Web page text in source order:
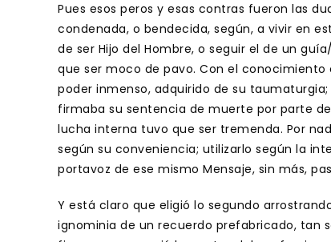
Pues esos peros y esas contras fueron las
condenada, o bendecida, según, a vivir en
de ser Hijo del Hombre, o seguir el de un
que ser moco de pavo. Con el
poder inmenso, adquirido de su
firmaba su sentencia de muerte por parte
lucha interna tuvo que ser tremenda. Por
según su conveniencia; utilizarlo según la
portavoz de ese mismo Mensaje, sin más,
Y está claro que eligió lo segundo
ignominia de un recuerdo prefabricado, tan